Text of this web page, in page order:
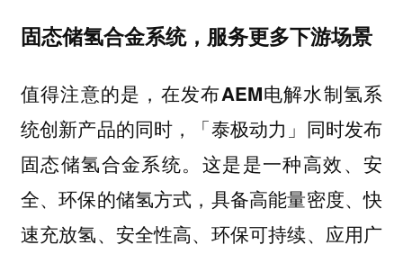
固态储氢合金系统，服务更多下游场景
值得注意的是， 在发布AEM电解水制氢系
统创新产品的同时，「泰极动力」同时发布
固态储氢合金系统。 这是是一种高效、安
全、环保的储氢方式，具备高能量密度、快
速充放氢、安全性高、环保可持续、应用广